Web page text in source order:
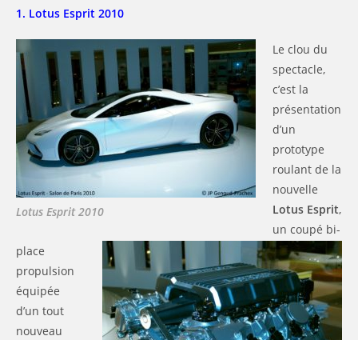
1. Lotus Esprit 2010
Lotus Esprit 2010
Le clou du
spectacle,
c’est la
présentation
d’un
prototype
roulant de la
nouvelle
Lotus Esprit,
un coupé bi-
place
propulsion
équipée
d’un tout
nouveau